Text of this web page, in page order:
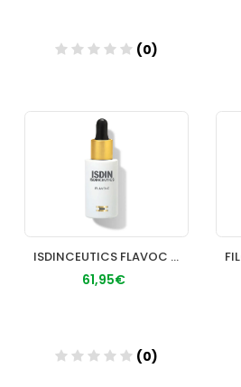
(0)
Añadir
ISDINCEUTICS FLAVOC SERUM 30 ML
61,95€
(0)